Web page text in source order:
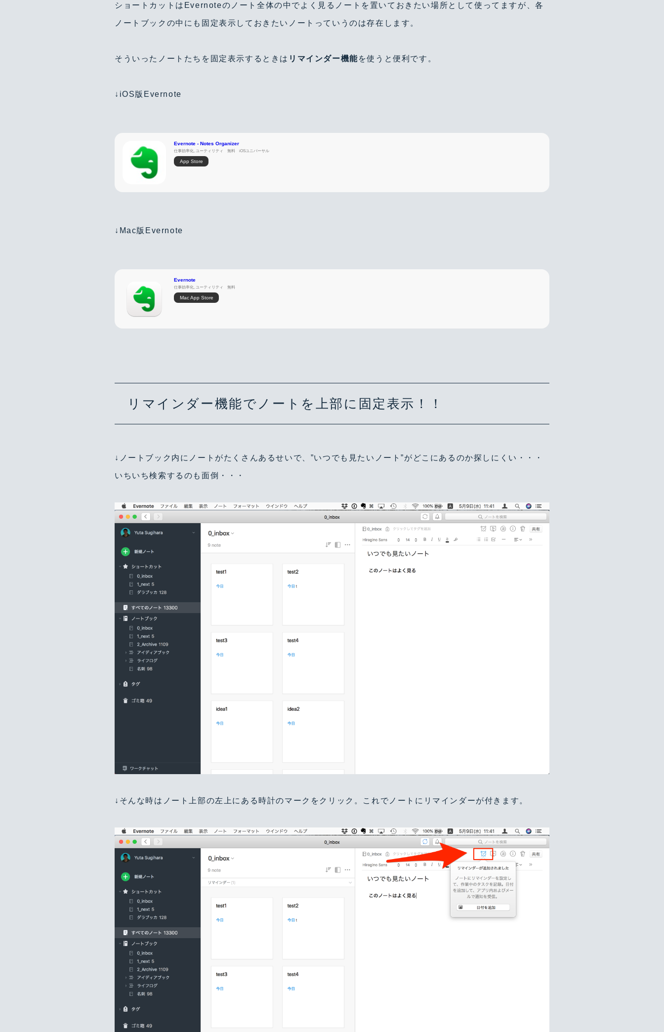
ショートカットはEvernoteのノート全体の中でよく見るノートを置いておきたい場所として使ってますが、各
ノートブックの中にも固定表示しておきたいノートっていうのは存在します。
そういったノートたちを固定表示するときは リマインダー機能を使うと便利です。
↓iOS版Evernote
Evernote - Notes Organizer
仕事効率化, ユーティリティ 無料 iOSユニバーサル
App Store
↓Mac版Evernote
Evernote
仕事効率化, ユーティリティ 無料
Mac App Store
リマインダー機能でノートを上部に固定表示！！
↓ノートブック内にノートがたくさんあるせいで、”いつでも見たいノート”がどこにあるのか探しにくい・・・
いちいち検索するのも面倒・・・
↓そんな時はノート上部の左上にある時計のマークをクリック。これでノートにリマインダーが付きます。
Warning /home/yutastmf/yutas.net/public_html/wp/wp-content/themes/yutas2018/include/nav.php 29